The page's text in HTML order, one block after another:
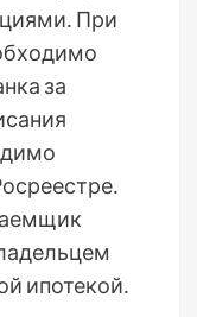
При
за
ипотекой․